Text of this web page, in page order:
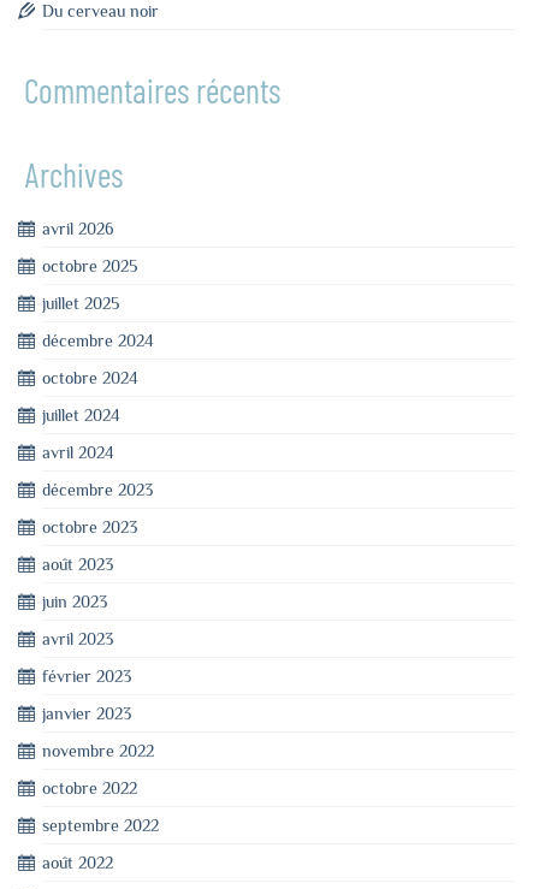
Du cerveau noir
Commentaires récents
Archives
avril 2026
octobre 2025
juillet 2025
décembre 2024
octobre 2024
juillet 2024
avril 2024
décembre 2023
octobre 2023
août 2023
juin 2023
avril 2023
février 2023
janvier 2023
novembre 2022
octobre 2022
septembre 2022
août 2022